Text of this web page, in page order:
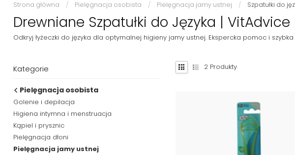
Strona główna / Pielęgnacja osobista / Pielęgnacja jamy ustnej / Szpatułki do
Drewniane Szpatułki do Języka |
Odkryj łyżeczki do języka dla optymalnej higieny jamy ustnej. Ekspercka pomoc i
Kategorie
Pielęgnacja osobista
Golenie i depilacja
Higiena intymna i menstruacja
Kąpiel i prysznic
Pielęgnacja dłoni
Pielęgnacja jamy ustnej
2 Produkty